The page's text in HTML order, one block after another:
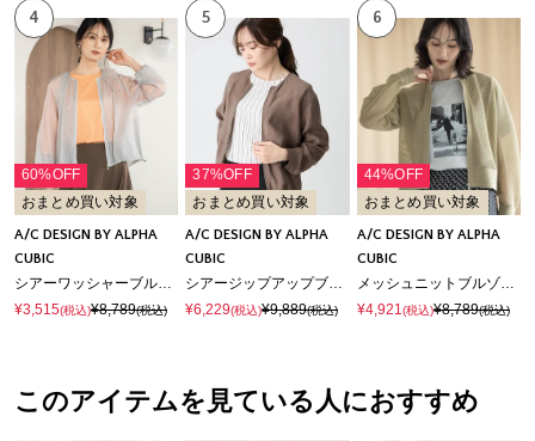
4
60%OFF
おまとめ買い対象
A/C DESIGN BY ALPHA
CUBIC
シアーワッシャーブルゾン【接触冷感】
¥3,515(税込)¥8,789(税込)
5
37%OFF
おまとめ買い対象
A/C DESIGN BY ALPHA
CUBIC
シアージップアップブルゾン
¥6,229(税込)¥9,889(税込)
6
44%OFF
おまとめ買い対象
A/C DESIGN BY ALPHA
CUBIC
メッシュニットブルゾン【手洗い可能】
¥4,921(税込)¥8,789(税込)
このアイテムを見ている人におすすめ